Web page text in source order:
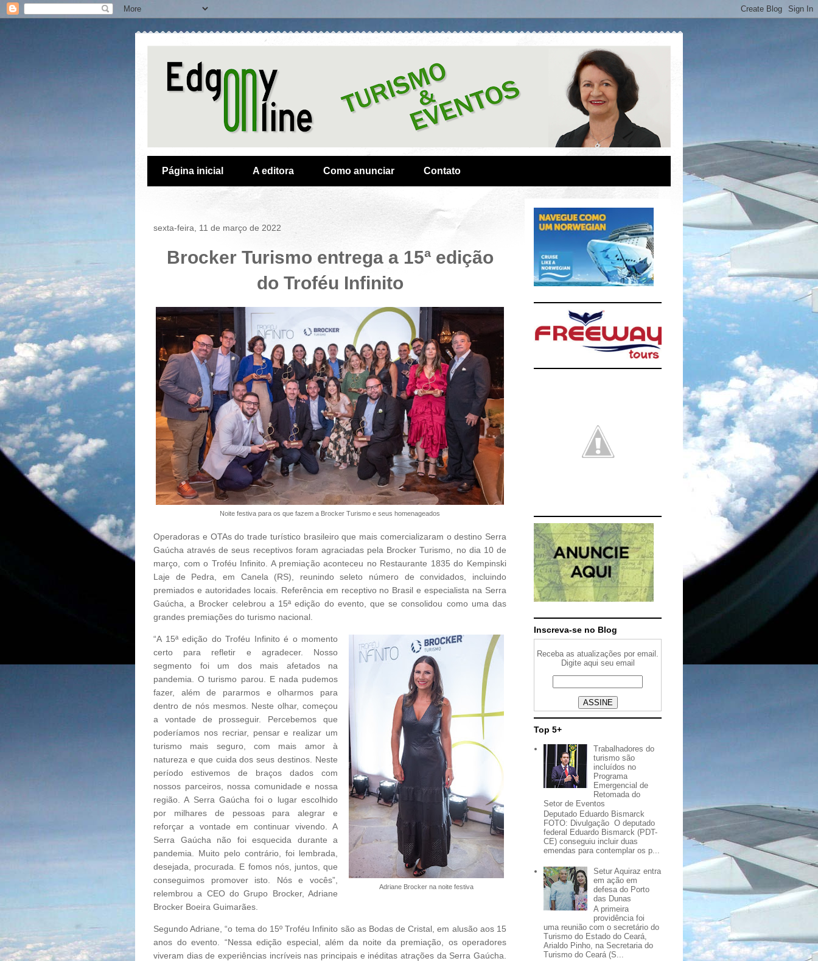
Página inicial A editora Como anunciar Contato
sexta-feira, 11 de março de 2022
Brocker Turismo entrega a 15ª edição
do Troféu Infinito
Noite festiva para os que fazem a Brocker Turismo e seus homenageados
Operadoras e OTAs do trade turístico brasileiro que mais comercializaram o destino Serra
Gaúcha através de seus receptivos foram agraciadas pela Brocker Turismo, no dia 10 de
março, com o Troféu Infinito. A premiação aconteceu no Restaurante 1835 do Kempinski
Laje de Pedra, em Canela (RS), reunindo seleto número de convidados, incluindo
premiados e autoridades locais. Referência em receptivo no Brasil e especialista na Serra
Gaúcha, a Brocker celebrou a 15ª edição do evento, que se consolidou como uma das
grandes premiações do turismo nacional.
Adriane Brocker na noite festiva
“A 15ª edição do Troféu Infinito é o momento
certo para refletir e agradecer. Nosso
segmento foi um dos mais afetados na
pandemia. O turismo parou. E nada pudemos
fazer, além de pararmos e olharmos para
dentro de nós mesmos. Neste olhar, começou
a vontade de prosseguir. Percebemos que
poderíamos nos recriar, pensar e realizar um
turismo mais seguro, com mais amor à
natureza e que cuida dos seus destinos. Neste
período estivemos de braços dados com
nossos parceiros, nossa comunidade e nossa
região. A Serra Gaúcha foi o lugar escolhido
por milhares de pessoas para alegrar e
reforçar a vontade em continuar vivendo. A
Serra Gaúcha não foi esquecida durante a
pandemia. Muito pelo contrário, foi lembrada,
desejada, procurada. E fomos nós, juntos, que
conseguimos promover isto. Nós e vocês”,
relembrou a CEO do Grupo Brocker, Adriane
Brocker Boeira Guimarães.
Segundo Adriane, “o tema do 15º Troféu Infinito são as Bodas de Cristal, em alusão aos 15
anos do evento. “Nessa edição especial, além da noite da premiação, os operadores
viveram dias de experiências incríveis nas principais e inéditas atrações da Serra Gaúcha.
Inscreva-se no Blog
Receba as atualizações por email.
Digite aqui seu email
Top 5+
Trabalhadores do
turismo são
incluídos no
Programa
Emergencial de
Retomada do
Setor de Eventos
Deputado Eduardo Bismarck
FOTO: Divulgação O deputado
federal Eduardo Bismarck (PDT-
CE) conseguiu incluir duas
emendas para contemplar os p...
Setur Aquiraz entra
em ação em
defesa do Porto
das Dunas
A primeira
providência foi
uma reunião com o secretário do
Turismo do Estado do Ceará,
Arialdo Pinho, na Secretaria do
Turismo do Ceará (S...